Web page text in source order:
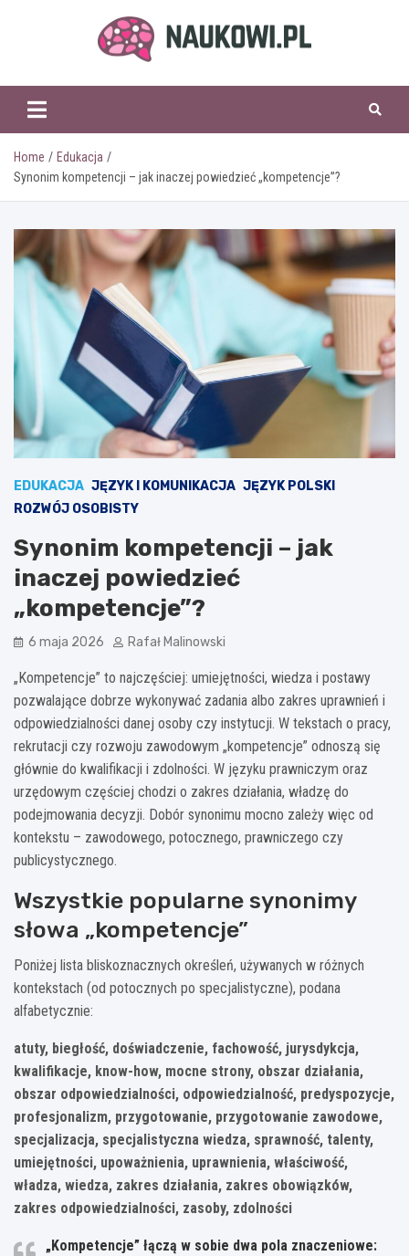
naukowi.pl
Home
Edukacja
Synonim kompetencji – jak inaczej powiedzieć „kompetencje”?
EDUKACJA JĘZYK I KOMUNIKACJA JĘZYK POLSKI
ROZWÓJ OSOBISTY
Synonim kompetencji – jak
inaczej powiedzieć
„kompetencje”?
6 maja 2026 Rafał Malinowski
„Kompetencje” to najczęściej: umiejętności, wiedza i postawy
pozwalające dobrze wykonywać zadania albo zakres uprawnień i
odpowiedzialności danej osoby czy instytucji. W tekstach o pracy,
rekrutacji czy rozwoju zawodowym „kompetencje” odnoszą się
głównie do kwalifikacji i zdolności. W języku prawniczym oraz
urzędowym częściej chodzi o zakres działania, władzę do
podejmowania decyzji. Dobór synonimu mocno zależy więc od
kontekstu – zawodowego, potocznego, prawniczego czy
publicystycznego.
Wszystkie popularne synonimy
słowa „kompetencje”
Poniżej lista bliskoznacznych określeń, używanych w różnych
kontekstach (od potocznych po specjalistyczne), podana
alfabetycznie:
atuty, biegłość, doświadczenie, fachowość, jurysdykcja,
kwalifikacje, know-how, mocne strony, obszar działania,
obszar odpowiedzialności, odpowiedzialność, predyspozycje,
profesjonalizm, przygotowanie, przygotowanie zawodowe,
specjalizacja, specjalistyczna wiedza, sprawność, talenty,
umiejętności, upoważnienia, uprawnienia, właściwość,
władza, wiedza, zakres działania, zakres obowiązków,
zakres odpowiedzialności, zasoby, zdolności
„Kompetencje” łączą w sobie dwa pola znaczeniowe: